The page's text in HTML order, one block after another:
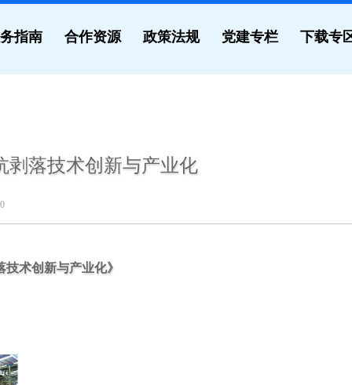
指南 合作资源 政策法规 党建专栏 下载专
剥落技术创新与产业化
技术创新与产业化》